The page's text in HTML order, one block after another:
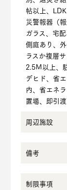
帖以上、
災警報器（
ガラス、宅
側庭あり、
ラスか複層
2.5Ｍ以上、
デヒド、省
内、省エネ
置場、即引
周辺施設
備考
制限事項